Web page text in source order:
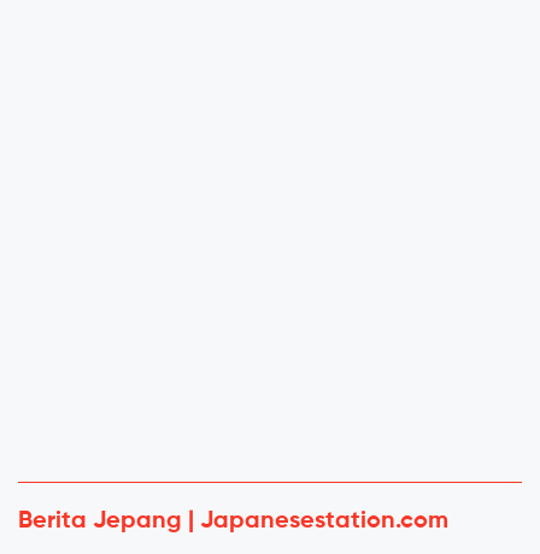
Berita Jepang | Japanesestation.com